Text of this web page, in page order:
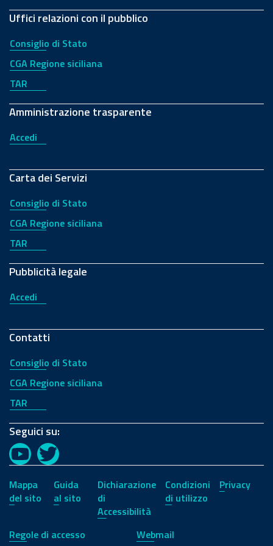
Uffici relazioni con il pubblico
Consiglio di Stato
CGA Regione siciliana
TAR
Amministrazione trasparente
Accedi
Carta dei Servizi
Consiglio di Stato
CGA Regione siciliana
TAR
Pubblicità legale
Accedi
Contatti
Consiglio di Stato
CGA Regione siciliana
TAR
Seguici su:
YouTubeTwitter
Mappa
del sito
Guida
al sito
Dichiarazione
di
Accessibilità
Condizioni
di utilizzo
Privacy
Regole di accesso Webmail